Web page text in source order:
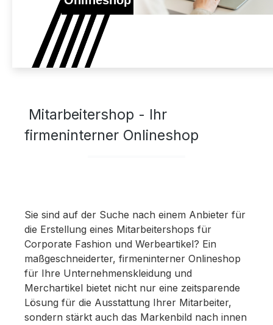
Mitarbeitershop - Ihr
firmeninterner Onlineshop
Sie sind auf der Suche nach einem Anbieter für
die Erstellung eines Mitarbeitershops für
Corporate Fashion und Werbeartikel? Ein
maßgeschneiderter, firmeninterner Onlineshop
für Ihre Unternehmenskleidung und
Merchartikel bietet nicht nur eine zeitsparende
Lösung für die Ausstattung Ihrer Mitarbeiter,
sondern stärkt auch das Markenbild nach innen